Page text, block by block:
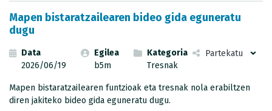
Mapen bistaratzailearen bideo gida eguneratu
dugu
Data
2026/06/19
Egilea
b5m
Kategoria
Tresnak
Partekatu
Mapen bistaratzailearen funtzioak eta tresnak nola erabiltzen
diren jakiteko bideo gida eguneratu dugu.